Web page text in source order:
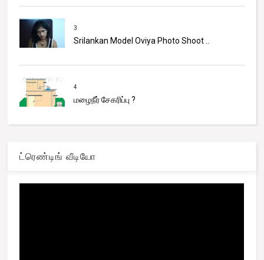
3
Srilankan Model Oviya Photo Shoot ..
4
மழைநீர் சேகரிப்பு ?
ட்ரெண்டிங் வீடியோ